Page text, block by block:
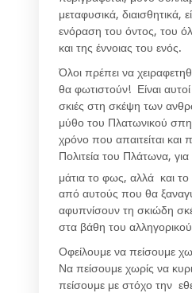
μεταφυσικά, διαισθητικά,
ενόραση του όντος, του
και της έννοιας του ενός.
Όλοι πρέπει να
θα φωτιστούν! Είναι
σκιές στη σκέψη των
μύθο του Πλατωνικού
χρόνο που απαιτείται και
Πολιτεία του Πλάτωνα,
μάτια το φως, αλλά και το
από αυτούς που θα
αφυπνίσουν τη σκιώδη
στα βάθη του
Οφείλουμε να πείσουμε
Να πείσουμε χωρίς να
πείσουμε με στόχο την